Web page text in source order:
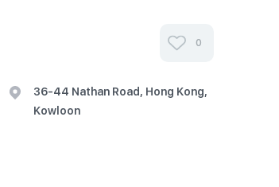
0
36-44 Nathan Road, Hong Kong,
Kowloon